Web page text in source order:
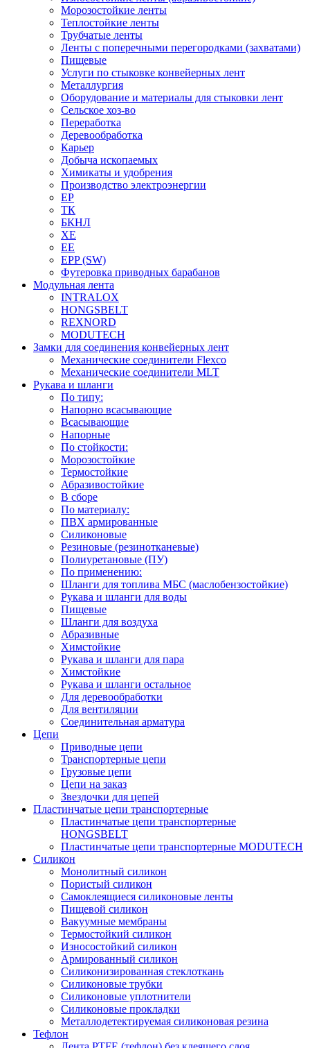
Морозостойкие ленты
Теплостойкие ленты
Трубчатые ленты
Ленты с поперечными перегородками (захватами)
Пищевые
Услуги по стыковке конвейерных лент
Металлургия
Оборудование и материалы для стыковки лент
Сельское хоз-во
Переработка
Деревообработка
Карьер
Добыча ископаемых
Химикаты и удобрения
Производство электроэнергии
EP
ТК
БКНЛ
XE
EE
EPP (SW)
Футеровка приводных барабанов
Модульная лента
INTRALOX
HONGSBELT
REXNORD
MODUTECH
Замки для соединения конвейерных лент
Механические соединители Flexco
Механические соединители MLT
Рукава и шланги
По типу:
Напорно всасывающие
Всасывающие
Напорные
По стойкости:
Морозостойкие
Термостойкие
Абразивостойкие
В сборе
По материалу:
ПВХ армированные
Силиконовые
Резиновые (резинотканевые)
Полиуретановые (ПУ)
По применению:
Шланги для топлива МБС (маслобензостойкие)
Рукава и шланги для воды
Пищевые
Шланги для воздуха
Абразивные
Химстойкие
Рукава и шланги для пара
Химстойкие
Рукава и шланги остальное
Для деревообработки
Для вентиляции
Соединительная арматура
Цепи
Приводные цепи
Транспортерные цепи
Грузовые цепи
Цепи на заказ
Звездочки для цепей
Пластинчатые цепи транспортерные
Пластинчатые цепи транспортерные
HONGSBELT
Пластинчатые цепи транспортерные MODUTECH
Силикон
Монолитный силикон
Пористый силикон
Самоклеящиеся силиконовые ленты
Пищевой силикон
Вакуумные мембраны
Термостойкий силикон
Износостойкий силикон
Армированный силикон
Силиконизированная стеклоткань
Силиконовые трубки
Силиконовые уплотнители
Силиконовые прокладки
Металлодетектируемая силиконовая резина
Тефлон